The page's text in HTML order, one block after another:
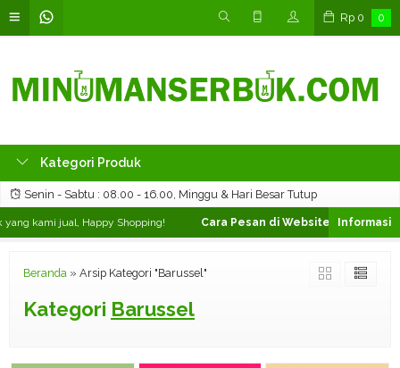
Rp 0 0
Kategori Produk
Senin - Sabtu : 08.00 - 16.00, Minggu & Hari Besar Tutup
kami jual, Happy Shopping! Cara Pesan di Website ❯ Silahkan
Beranda » Arsip Kategori "Barussel"
Kategori Barussel